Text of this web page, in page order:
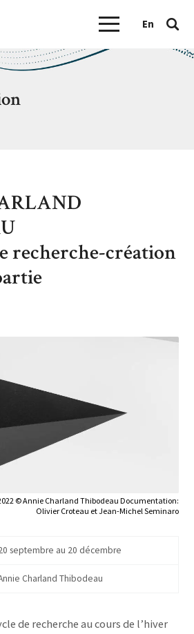
En
recherche-création
© Annie Charland Thibodeau Documentation:
Olivier Croteau et Jean-Michel Seminaro
septembre au 20 décembre
Charland Thibodeau
de recherche au cours de l’hiver